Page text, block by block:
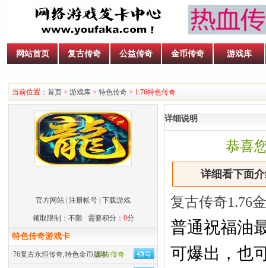
网站首页 复古传奇 公益传奇 金币传奇 游戏库
当前位置： 首页 > 游戏库 > 特色传奇 > 1.76特色传奇
官方网站 注册帐号 下载游戏
领取限制：不限 需要积分： 0分
特色传奇游戏卡
复古传奇
·76复古永恒传奇,特色金币版本
详细说明
恭喜
详细看下面
复古传奇1.76
普通祝福油
可爆出，也